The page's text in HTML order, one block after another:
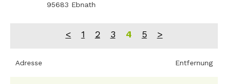
95683 Ebnath
< 1 2 3 4 5 >
Adresse Entfernung